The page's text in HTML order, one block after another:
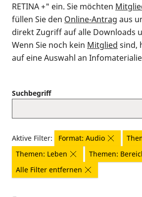
RETINA +" ein. Sie möchten
füllen Sie den Online-Antrag aus
direkt Zugriff auf alle Downloads
Wenn Sie noch kein Mitglied sind,
auf eine Auswahl an
Suchbegriff
Aktive Filter: Format: Audio
Themen: Leben
Themen:
Alle Filter entfernen